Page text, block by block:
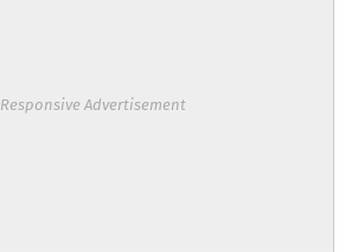
Responsive Advertisement